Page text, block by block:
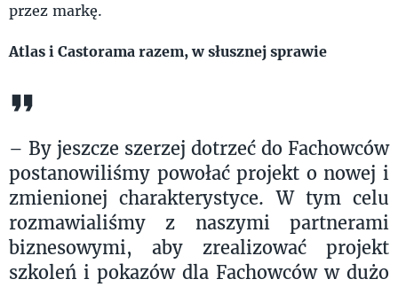
przez markę.
Atlas i Castorama razem, w słusznej sprawie
– By jeszcze szerzej dotrzeć do Fachowców
postanowiliśmy powołać projekt o nowej i
zmienionej charakterystyce. W tym celu
rozmawialiśmy z naszymi partnerami
biznesowymi, aby zrealizować projekt
szkoleń i pokazów dla Fachowców w dużo